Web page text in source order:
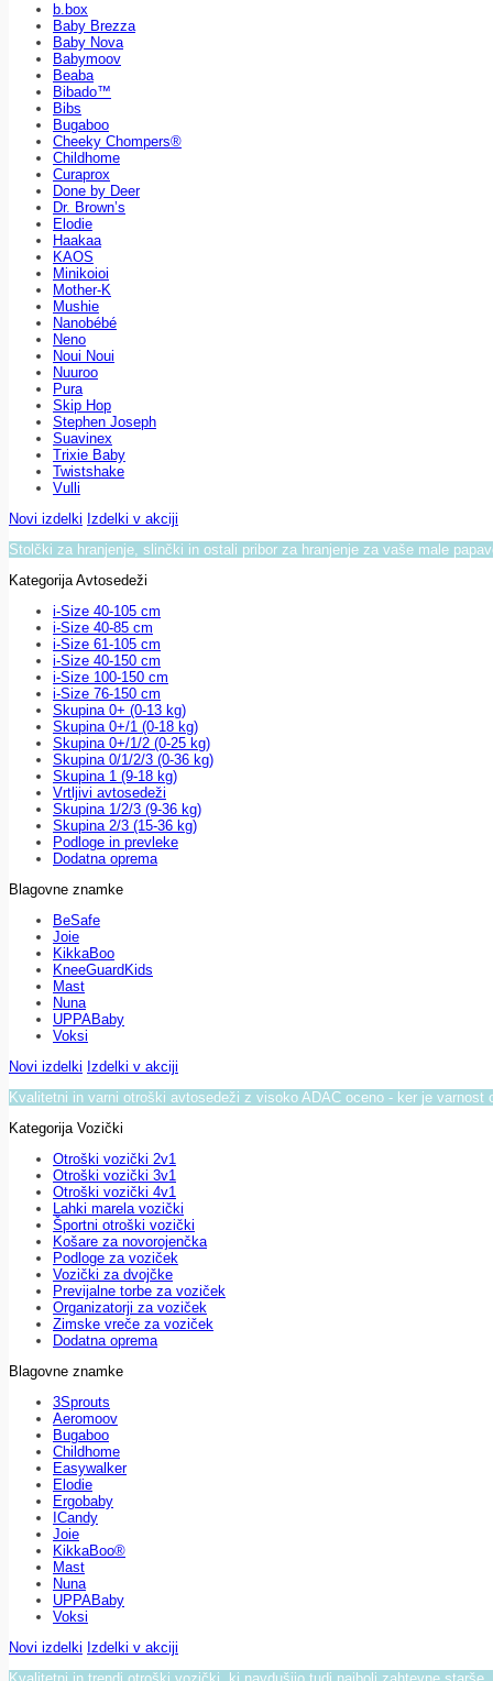
b.box
Baby Brezza
Baby Nova
Babymoov
Beaba
Bibado™
Bibs
Bugaboo
Cheeky Chompers®
Childhome
Curaprox
Done by Deer
Dr. Brown’s
Elodie
Haakaa
KAOS
Minikoioi
Mother-K
Mushie
Nanobébé
Neno
Noui Noui
Nuuroo
Pura
Skip Hop
Stephen Joseph
Suavinex
Trixie Baby
Twistshake
Vulli
Novi izdelki Izdelki v akciji
Stolčki za hranjenje, slinčki in ostali pribor za hranjenje za vaše male
Kategorija Avtosedeži
i-Size 40-105 cm
i-Size 40-85 cm
i-Size 61-105 cm
i-Size 40-150 cm
i-Size 100-150 cm
i-Size 76-150 cm
Skupina 0+ (0-13 kg)
Skupina 0+/1 (0-18 kg)
Skupina 0+/1/2 (0-25 kg)
Skupina 0/1/2/3 (0-36 kg)
Skupina 1 (9-18 kg)
Vrtljivi avtosedeži
Skupina 1/2/3 (9-36 kg)
Skupina 2/3 (15-36 kg)
Podloge in prevleke
Dodatna oprema
Blagovne znamke
BeSafe
Joie
KikkaBoo
KneeGuardKids
Mast
Nuna
UPPABaby
Voksi
Novi izdelki Izdelki v akciji
Kvalitetni in varni otroški avtosedeži z visoko ADAC oceno - ker je varnost
Kategorija Vozički
Otroški vozički 2v1
Otroški vozički 3v1
Otroški vozički 4v1
Lahki marela vozički
Športni otroški vozički
Košare za novorojenčka
Podloge za voziček
Vozički za dvojčke
Previjalne torbe za voziček
Organizatorji za voziček
Zimske vreče za voziček
Dodatna oprema
Blagovne znamke
3Sprouts
Aeromoov
Bugaboo
Childhome
Easywalker
Elodie
Ergobaby
ICandy
Joie
KikkaBoo®
Mast
Nuna
UPPABaby
Voksi
Novi izdelki Izdelki v akciji